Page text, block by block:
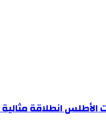
الأطلس انطلاقة